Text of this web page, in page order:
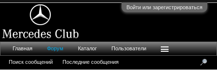
Войти или зарегистрироваться
Главная Форум
Поиск сообщений Последние сообщения
Каталог Пользователи